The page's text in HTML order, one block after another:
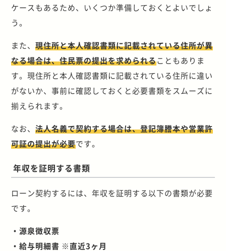
ケースもあるため、いくつか準備しておくとよいでしょ
う。
また、現住所と本人確認書類に記載されている住所が異
なる場合は、住民票の提出を求められることもありま
す。現住所と本人確認書類に記載されている住所に違い
がないか、事前に確認しておくと必要書類をスムーズに
揃えられます。
なお、法人名義で契約する場合は、登記簿謄本や営業許
可証の提出が必要です。
年収を証明する書類
ローン契約するには、年収を証明する以下の書類が必要
です。
・源泉徴収票
・給与明細書 ※直近3ヶ月